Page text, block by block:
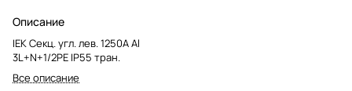
Описание
IEK Секц. угл. лев. 1250А Al
3L+N+1/2PE IP55 тран.
Все описание